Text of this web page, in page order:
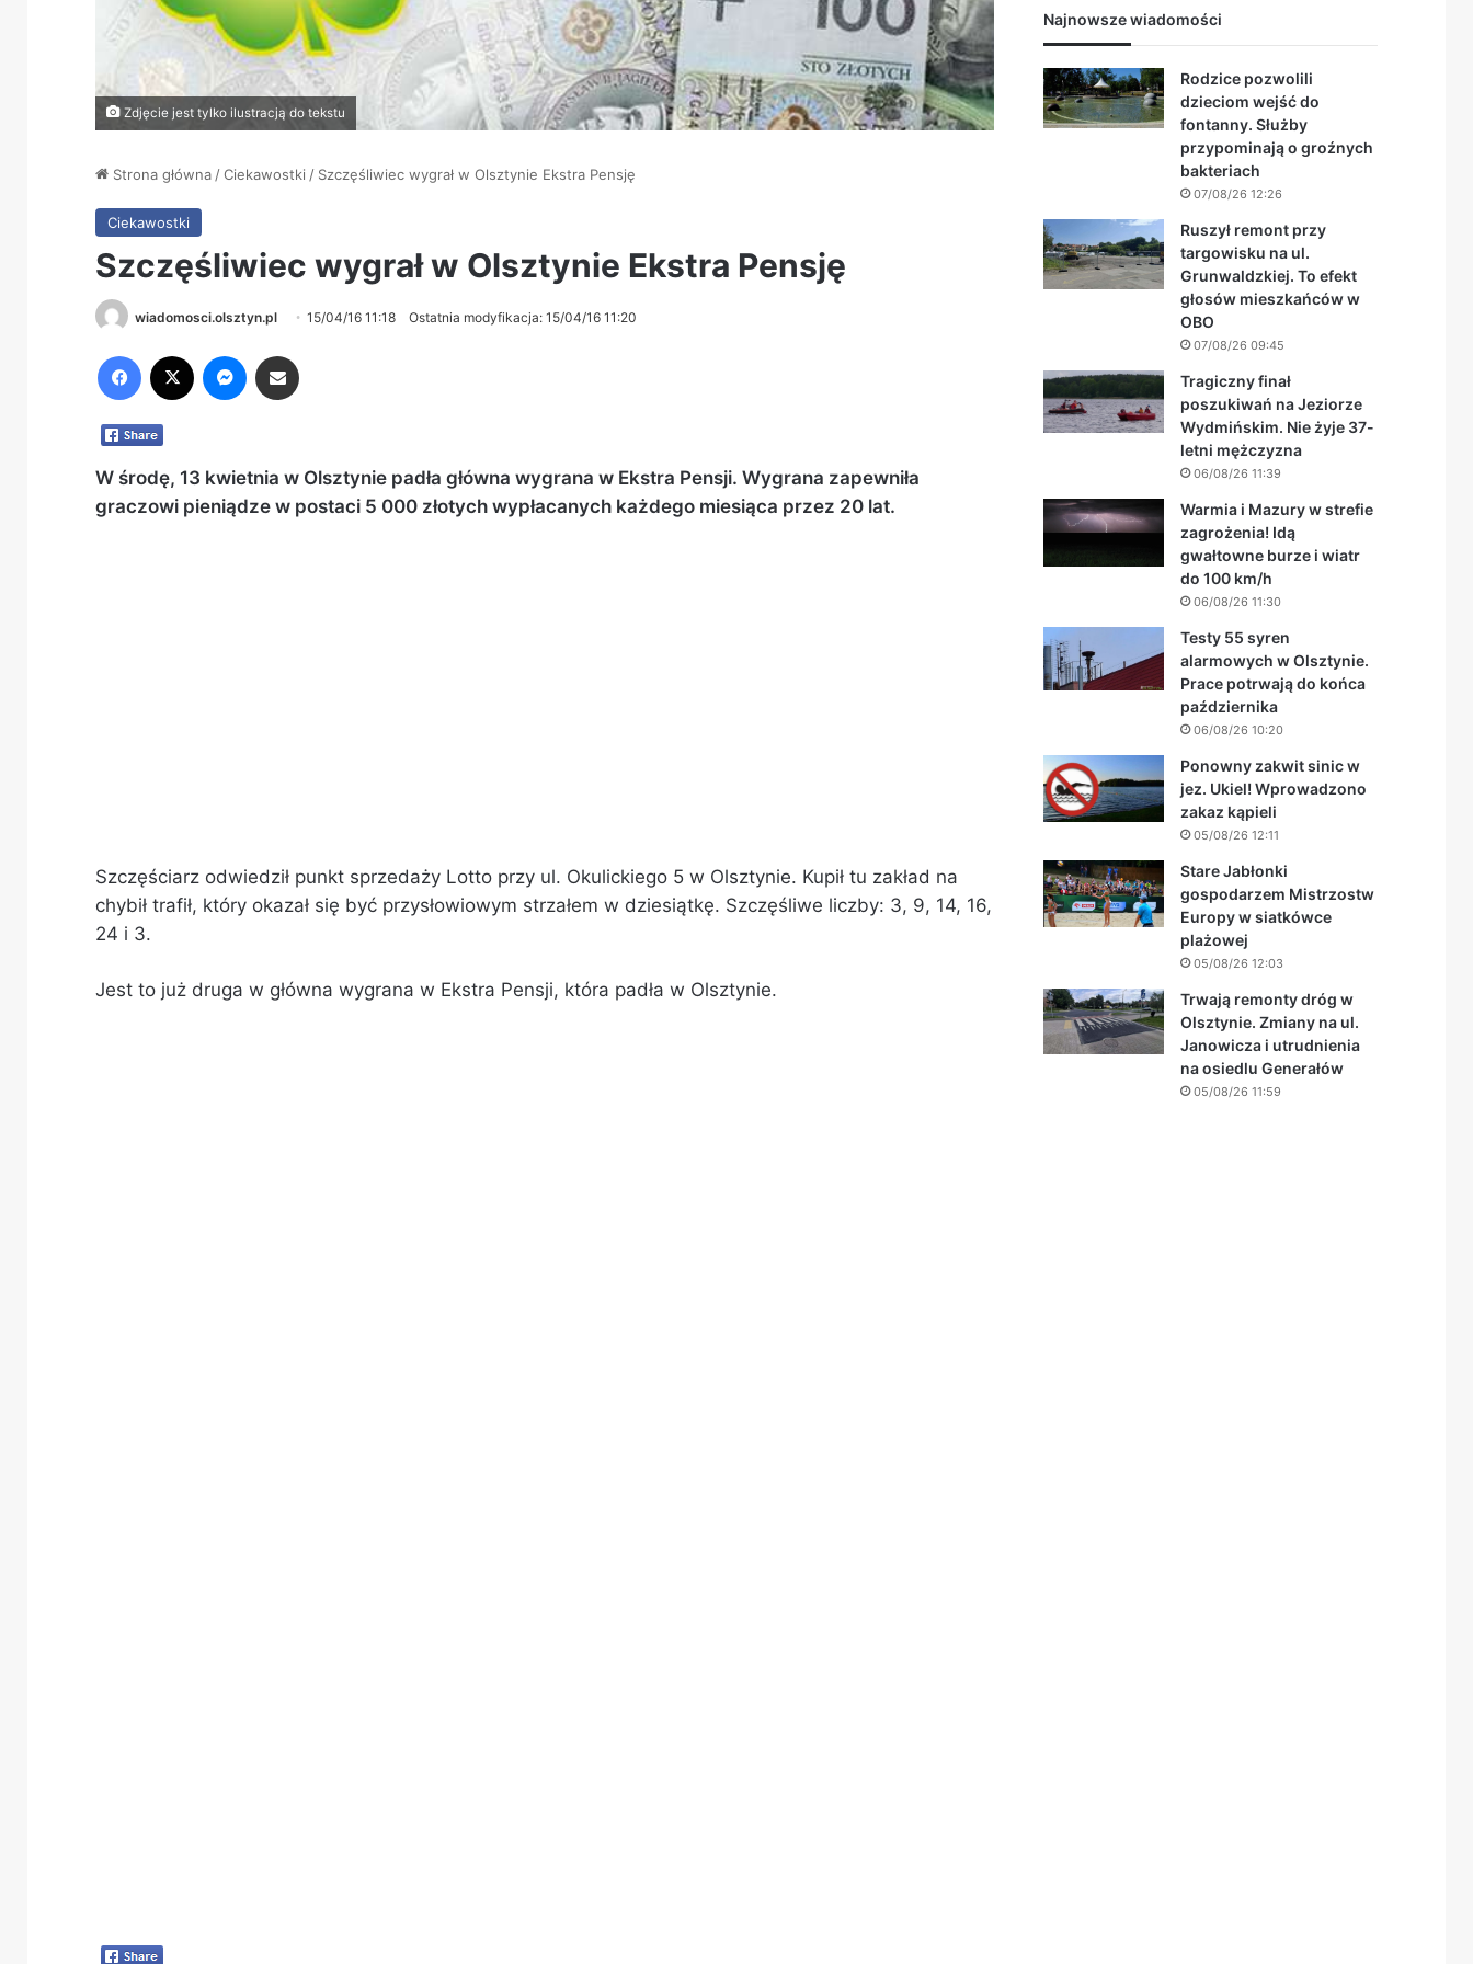
Zdjęcie jest tylko ilustracją do tekstu
Strona główna/Ciekawostki / Szczęśliwiec wygrał w Olsztynie Ekstra Pensję
Ciekawostki
Szczęśliwiec wygrał w Olsztynie Ekstra Pensję
wiadomosci.olsztyn.pl 15/04/16 11:18 Ostatnia modyfikacja: 15/04/16 11:20
W środę, 13 kwietnia w Olsztynie padła główna wygrana w Ekstra Pensji. Wygrana zapewniła
graczowi pieniądze w postaci 5 000 złotych wypłacanych każdego miesiąca przez 20 lat.
Szczęściarz odwiedził punkt sprzedaży Lotto przy ul. Okulickiego 5 w Olsztynie. Kupił tu zakład na
chybił trafił, który okazał się być przysłowiowym strzałem w dziesiątkę. Szczęśliwe liczby: 3, 9, 14, 16,
24 i 3.
Jest to już druga w główna wygrana w Ekstra Pensji, która padła w Olsztynie.
Najnowsze wiadomości
Rodzice pozwolili
dzieciom wejść do
fontanny. Służby
przypominają o groźnych
bakteriach
07/08/26 12:26
Ruszył remont przy
targowisku na ul.
Grunwaldzkiej. To efekt
głosów mieszkańców w
OBO
07/08/26 09:45
Tragiczny finał
poszukiwań na Jeziorze
Wydmińskim. Nie żyje 37-
letni mężczyzna
06/08/26 11:39
Warmia i Mazury w strefie
zagrożenia! Idą
gwałtowne burze i wiatr
do 100 km/h
06/08/26 11:30
Testy 55 syren
alarmowych w Olsztynie.
Prace potrwają do końca
października
06/08/26 10:20
Ponowny zakwit sinic w
jez. Ukiel! Wprowadzono
zakaz kąpieli
05/08/26 12:11
Stare Jabłonki
gospodarzem Mistrzostw
Europy w siatkówce
plażowej
05/08/26 12:03
Trwają remonty dróg w
Olsztynie. Zmiany na ul.
Janowicza i utrudnienia
na osiedlu Generałów
05/08/26 11:59